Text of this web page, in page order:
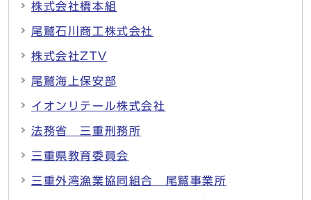
株式会社橋本組
尾鷲石川商工株式会社
株式会社ZTV
尾鷲海上保安部
イオンリテール株式会社
法務省 三重刑務所
三重県教育委員会
三重外湾漁業協同組合 尾鷲事業所